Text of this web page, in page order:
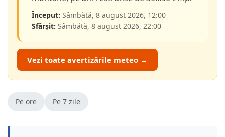
Început: Sâmbătă, 8 august 2026, 12:00
Sfârșit: Sâmbătă, 8 august 2026, 22:00
Vezi toate avertizările meteo →
Pe ore Pe 7 zile